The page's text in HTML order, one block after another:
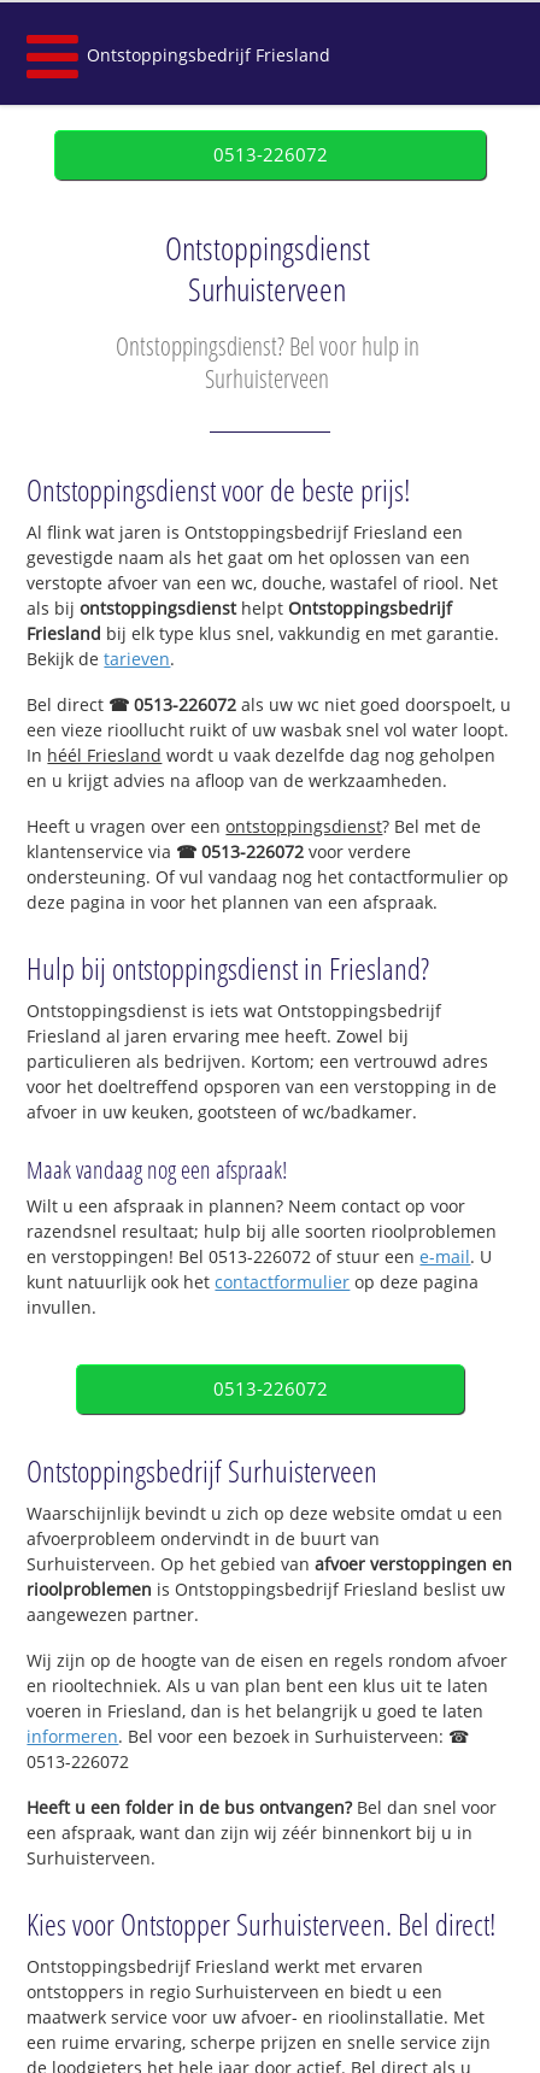
Ontstoppingsbedrijf Friesland
0513-226072
Ontstoppingsdienst
Surhuisterveen
Ontstoppingsdienst? Bel voor hulp in
Surhuisterveen
Ontstoppingsdienst voor de beste prijs!
Al flink wat jaren is Ontstoppingsbedrijf Friesland een
gevestigde naam als het gaat om het oplossen van een
verstopte afvoer van een wc, douche, wastafel of riool. Net
als bijontstoppingsdiensthelptOntstoppingsbedrijf
Friesland bij elk type klus snel, vakkundig en met garantie.
Bekijk detarieven.
Bel direct ☎ 0513-226072 als uw wc niet goed doorspoelt, u
een vieze rioollucht ruikt of uw wasbak snel vol water loopt.
In héél Friesland wordt u vaak dezelfde dag nog geholpen
en u krijgt advies na afloop van de werkzaamheden.
Heeft u vragen over eenontstoppingsdienst? Bel met de
klantenservice via ☎ 0513-226072 voor verdere
ondersteuning. Of vul vandaag nog het contactformulier op
deze pagina in voor het plannen van een afspraak.
Hulp bij ontstoppingsdienst in Friesland?
Ontstoppingsdienst is iets wat Ontstoppingsbedrijf
Friesland al jaren ervaring mee heeft. Zowel bij
particulieren als bedrijven. Kortom; een vertrouwd adres
voor het doeltreffend opsporen van een verstopping in de
afvoer in uw keuken, gootsteen of wc/badkamer.
Maak vandaag nog een afspraak!
Wilt u een afspraak in plannen? Neem contact op voor
razendsnel resultaat; hulp bij alle soorten rioolproblemen
en verstoppingen! Bel 0513-226072 of stuur eene-mail. U
kunt natuurlijk ook hetcontactformulier op deze pagina
invullen.
0513-226072
Ontstoppingsbedrijf Surhuisterveen
Waarschijnlijk bevindt u zich op deze website omdat u een
afvoerprobleem ondervindt in de buurt van
Surhuisterveen. Op het gebied vanafvoer verstoppingen en
rioolproblemen is Ontstoppingsbedrijf Friesland beslist uw
aangewezen partner.
Wij zijn op de hoogte van de eisen en regels rondom afvoer
en riooltechniek. Als u van plan bent een klus uit te laten
voeren in Friesland, dan is het belangrijk u goed te laten
informeren. Bel voor een bezoek in Surhuisterveen: ☎
0513-226072
Heeft u een folder in de bus ontvangen?Bel dan snel voor
een afspraak, want dan zijn wij zéér binnenkort bij u in
Surhuisterveen.
Kies voor Ontstopper Surhuisterveen. Bel direct!
Ontstoppingsbedrijf Friesland werkt met ervaren
ontstoppers in regio Surhuisterveen en biedt u een
maatwerk service voor uw afvoer- en rioolinstallatie. Met
een ruime ervaring, scherpe prijzen en snelle service zijn
de loodgieters het hele jaar door actief. Bel direct als u